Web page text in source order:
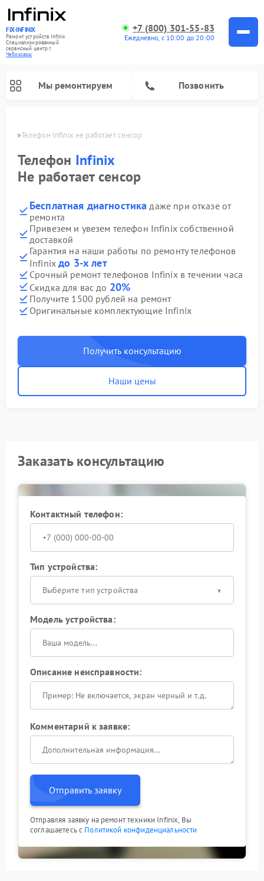
FIX-INFINIX
Ремонт устройств Infinix
Специализированный
cервисный центр г.
Чебоксары
+7 (800) 301-55-83
Ежедневно, с 10:00 до 20:00
Мы ремонтируем Позвонить
Телефон Infinix не работает сенсор
Телефон Infinix
Не работает сенсор
Бесплатная диагностика даже при отказе от
ремонта
Привезем и увезем телефон Infinix собственной
доставкой
Гарантия на наши работы по ремонту телефонов
Infinixдо 3-х лет
Срочный ремонт телефонов Infinix в течении часа
Скидка для вас до 20%
Получите 1500 рублей на ремонт
Оригинальные комплектующие Infinix
Получить консультацию
Наши цены
Заказать консультацию
Контактный телефон:
Тип устройства:
Выберите тип устройства
Модель устройства:
Описание неисправности:
Комментарий к заявке:
Отправить заявку
Отправляя заявку на ремонт техники Infinix, Вы
соглашаетесь с Политикой конфиденциальности